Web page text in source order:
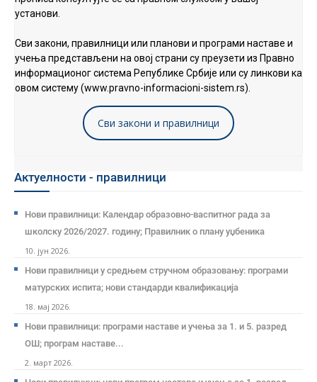
установи.
Сви закони, правилници или планови и програми наставе и
учења представљени на овој страни су преузети из Правно
информационог система Републике Србије или су линкови ка
овом систему (www.pravno-informacioni-sistem.rs).
Сви закони и правилници
Актуелности - правилници
Нови правилници: Календар образовно-васпитног рада за
школску 2026/2027. годину; Правилник о плану уџбеника
10. јун 2026.
Нови правилници у средњем стручном образовању: програми
матурских испита; нови стандарди квалификација
18. мај 2026.
Нови правилници: програми наставе и учења за 1. и 5. разред
ОШ; програм наставе...
2. март 2026.